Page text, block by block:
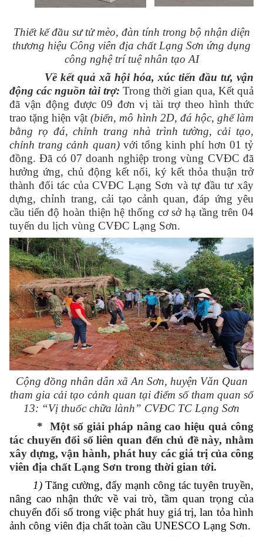
Thiết kế đầu sư tử mèo, đàn tính trong bộ nhận diện
thương hiệu Công viên địa chất Lạng Sơn ứng dụng
công nghệ trí tuệ nhân tạo AI
Về kết quả xã hội hóa, xúc tiến đầu tư, vận
động các nguồn tài trợ: Trong thời gian qua, Kết quả
đã vận động được 09 đơn vị tài trợ theo hình thức
trao tặng hiện vật(biển, mô hình 2D, đá hộc, ghế làm
bằng rọ đá, chỉnh trang nhà trình tường, cải tạo,
chỉnh trang cảnh quan)với tổng kinh phí hơn 01 tỷ
đồng. Đã có 07 doanh nghiệp trong vùng CVĐC đã
hưởng ứng, chủ động kết nối, ký kết thỏa thuận trở
thành đối tác của CVĐC Lạng Sơn và tự đầu tư xây
dựng, chỉnh trang, cải tạo cảnh quan, đáp ứng yêu
cầu tiến độ hoàn thiện hệ thống cơ sở hạ tầng trên 04
tuyến du lịch vùng CVĐC Lạng Sơn.
Cộng đồng nhân dân xã An Sơn, huyện Văn Quan
tham gia cải tạo cảnh quan tại điểm số tham quan số
13: “Vị thuốc chữa lành” CVĐC TC Lạng Sơn
*
Một số giải pháp nâng cao hiệu quả công
tác chuyển đổi số liên quan đến chủ đề này, nhằm
xây dựng, vận hành, phát huy các giá trị của công
viên địa chất Lạng Sơn trong thời gian tới.
1) Tăng cường, đẩy mạnh công tác tuyên truyền,
nâng cao nhận thức về vai trò, tầm quan trọng của
chuyển đổi số trong việc phát huy giá trị, lan tỏa hình
ảnh công viên địa chất toàn cầu UNESCO Lạng Sơn.